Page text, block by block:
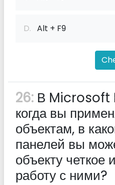
D. Alt + F9
26: В Microsoft
когда вы
объектам, в
панелей вы
объекту четкое
работу с ними?